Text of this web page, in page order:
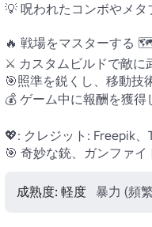
💡 呪われたコンボやメ
🔥 戦場をマスターする
⚔️ カスタムビルドで敵に
🎯照準を鋭くし、移動技
💰 ゲーム中に報酬を獲
💖: クレジット: Freepik
🎯 奇妙な銃、ガンファ
成熟度: 軽度 暴力 (頻